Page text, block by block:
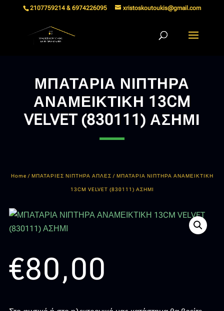
2107759214 & 6974226095 xristoskoutoukis@gmail.com
ΜΠΑΤΑΡΙΑ ΝΙΠΤΗΡΑ
ΑΝΑΜΕΙΚΤΙΚΗ 13CM
VELVET (830111) ΑΣΗΜΙ
Home / ΜΠΑΤΑΡΙΕΣ ΝΙΠΤΗΡΑ ΑΠΛΕΣ / ΜΠΑΤΑΡΙΑ ΝΙΠΤΗΡΑ ΑΝΑΜΕΙΚΤΙΚΗ
13CM VELVET (830111) ΑΣΗΜΙ
€80,00